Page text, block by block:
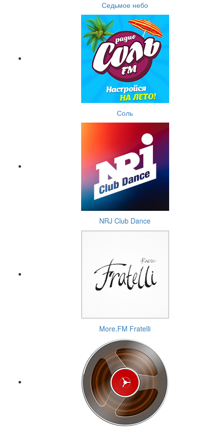
Седьмое небо
Соль
NRJ Club Dance
More.FM Fratelli